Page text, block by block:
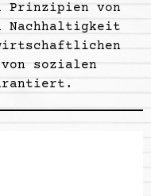
Prinzipien von
Nachhaltigkeit
sozialen